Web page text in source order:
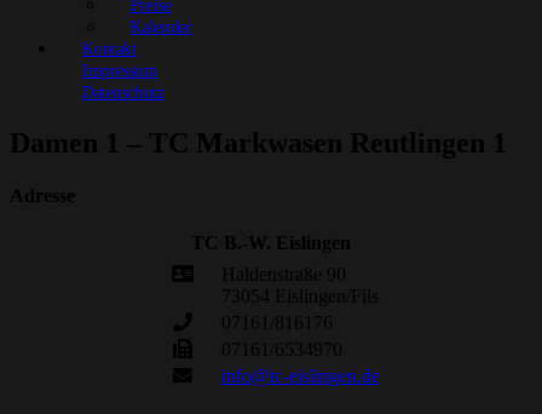
Preise
Kalender
Kontakt
Impressum
Datenschutz
Damen 1 – TC Markwasen Reutlingen 1
Adresse
TC B.-W. Eislingen
Haldenstraße 90
73054 Eislingen/Fils
07161/816176
07161/6534970
info@tc-eislingen.de